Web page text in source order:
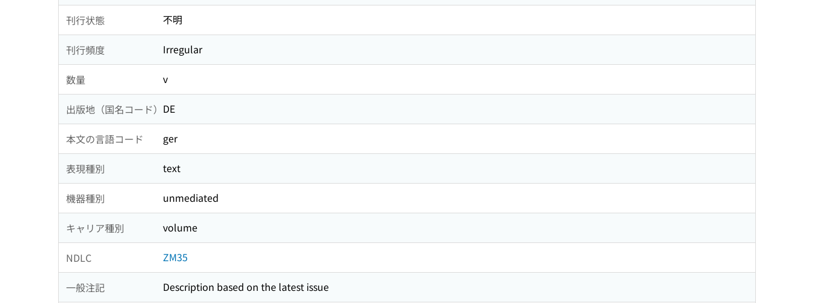
刊行状態 不明
刊行頻度 Irregular
数量 v
出版地（国名コード） DE
本文の言語コード ger
表現種別 text
機器種別 unmediated
キャリア種別 volume
NDLC ZM35
一般注記 Description based on the latest issue